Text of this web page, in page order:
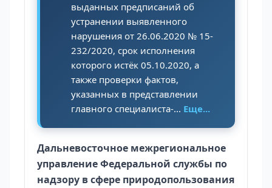
выданных предписаний об
устранении выявленного
нарушения от 26.06.2020 № 15-
232/2020, срок исполнения
которого истёк 05.10.2020, а
также проверки фактов,
указанных в представлении
главного специалиста-... Еще...
Дальневосточное межрегиональное
управление Федеральной службы по
надзору в сфере природопользования